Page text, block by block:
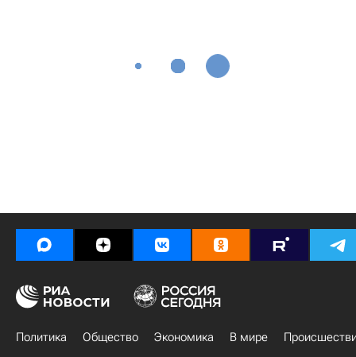
Политика Общество Экономика В мире